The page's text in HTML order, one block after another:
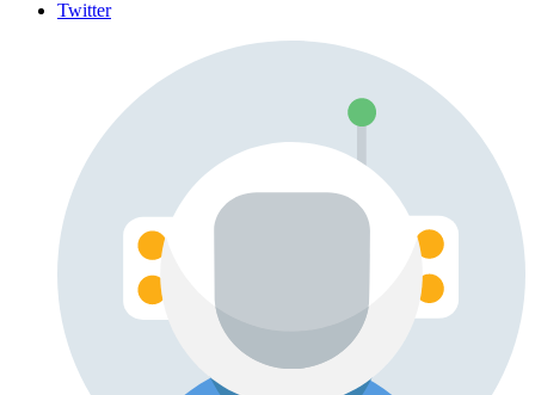
Twitter